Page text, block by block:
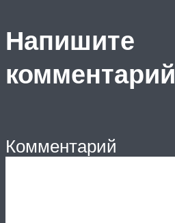
Напишите
комментарий
Комментарий